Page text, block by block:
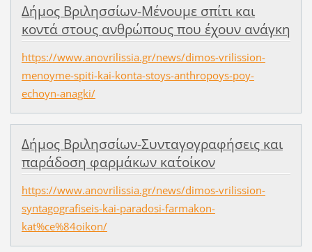
Δήμος Βριλησσίων-Μένουμε σπίτι και
κοντά στους ανθρώπους που έχουν ανάγκη
https://www.anovrilissia.gr/news/dimos-vrilission-
menoyme-spiti-kai-konta-stoys-anthropoys-poy-
echoyn-anagki/
Δήμος Βριλησσίων-Συνταγογραφήσεις και
παράδοση φαρμάκων κατ΄οίκον
https://www.anovrilissia.gr/news/dimos-vrilission-
syntagografiseis-kai-paradosi-farmakon-
kat%ce%84oikon/